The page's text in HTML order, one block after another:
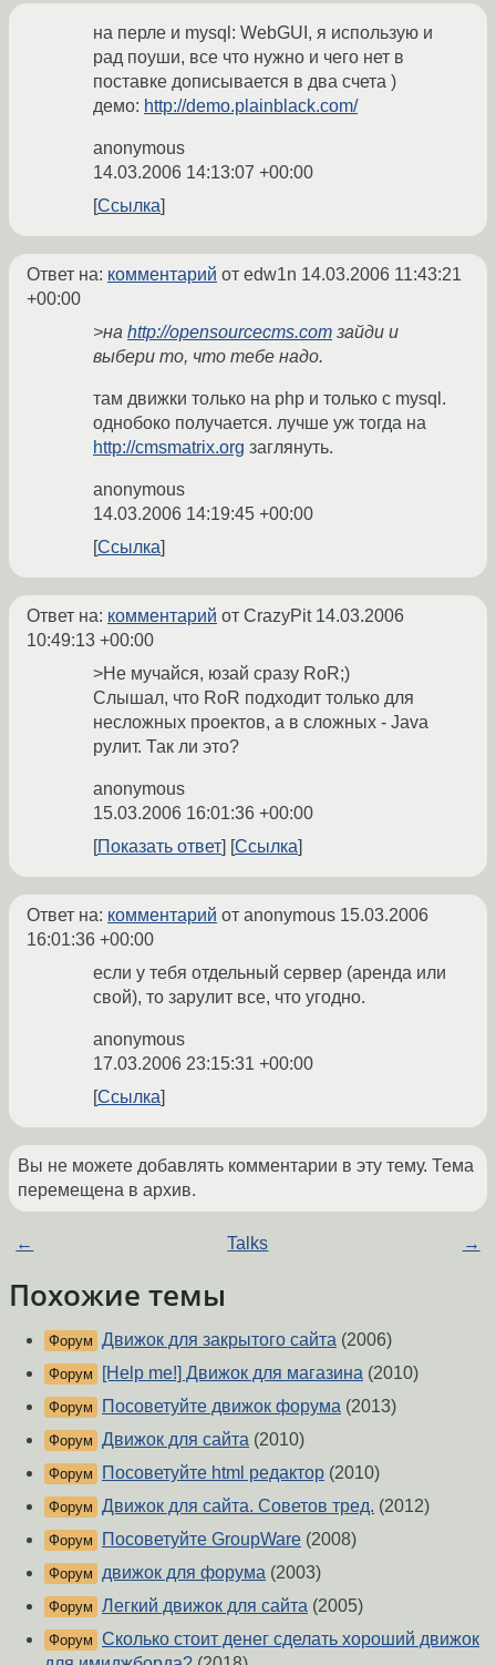
на перле и mysql: WebGUI, я использую и
рад поуши, все что нужно и чего нет в
поставке дописывается в два счета )
демо: http://demo.plainblack.com/
anonymous
14.03.2006 14:13:07 +00:00
Ссылка
Ответ на: комментарий от edw1n 14.03.2006 11:43:21
+00:00
>на http://opensourcecms.com зайди и
выбери то, что тебе надо.
там движки только на php и только с mysql.
однобоко получается. лучше уж тогда на
http://cmsmatrix.org заглянуть.
anonymous
14.03.2006 14:19:45 +00:00
Ссылка
Ответ на: комментарий от CrazyPit 14.03.2006
10:49:13 +00:00
>Не мучайся, юзай сразу RoR;)
Слышал, что RoR подходит только для
несложных проектов, а в сложных - Java
рулит. Так ли это?
anonymous
15.03.2006 16:01:36 +00:00
Показать ответ
Ссылка
Ответ на: комментарий от anonymous 15.03.2006
16:01:36 +00:00
если у тебя отдельный сервер (аренда или
свой), то зарулит все, что угодно.
anonymous
17.03.2006 23:15:31 +00:00
Ссылка
Вы не можете добавлять комментарии в эту тему. Тема
перемещена в архив.
← Talks →
Похожие темы
Форум Движок для закрытого сайта (2006)
Форум [Help me!] Движок для магазина (2010)
Форум Посоветуйте движок форума (2013)
Форум Движок для сайта (2010)
Форум Посоветуйте html редактор (2010)
Форум Движок для сайта. Советов тред. (2012)
Форум Посоветуйте GroupWare (2008)
Форум движок для форума (2003)
Форум Легкий движок для сайта (2005)
Форум Сколько стоит денег сделать хороший движок